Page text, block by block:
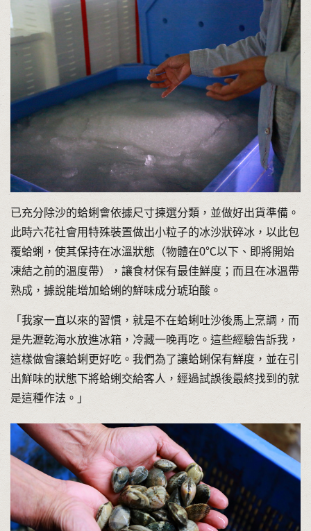
已充分除沙的蛤蜊會依據尺寸揀選分類，並做好出貨準備。
此時六花社會用特殊裝置做出小粒子的冰沙狀碎冰，以此包
覆蛤蜊，使其保持在冰溫狀態（物體在0℃以下、即將開始
凍結之前的溫度帶），讓食材保有最佳鮮度；而且在冰溫帶
熟成，據說能增加蛤蜊的鮮味成分琥珀酸。
「我家一直以來的習慣，就是不在蛤蜊吐沙後馬上烹調，而
是先瀝乾海水放進冰箱，冷藏一晚再吃。這些經驗告訴我，
這樣做會讓蛤蜊更好吃。我們為了讓蛤蜊保有鮮度，並在引
出鮮味的狀態下將蛤蜊交給客人，經過試誤後最終找到的就
是這種作法。」